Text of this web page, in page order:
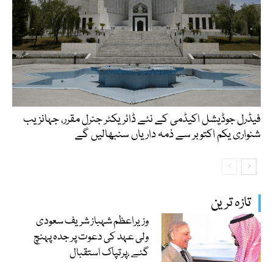
تازہ ترین
وزیراعظم شہباز شریف سعودی
ولی عہد کی دعوت پر جدہ پہنچ
گئے ،پرتپاک استقبال
فیڈرل جوڈیشل اکیڈمی کے نئے ڈائریکٹر جنرل مقرر، جہانزیب
شنواری یکم اکتوبر سے ذمہ داریاں سنبھالیں گے